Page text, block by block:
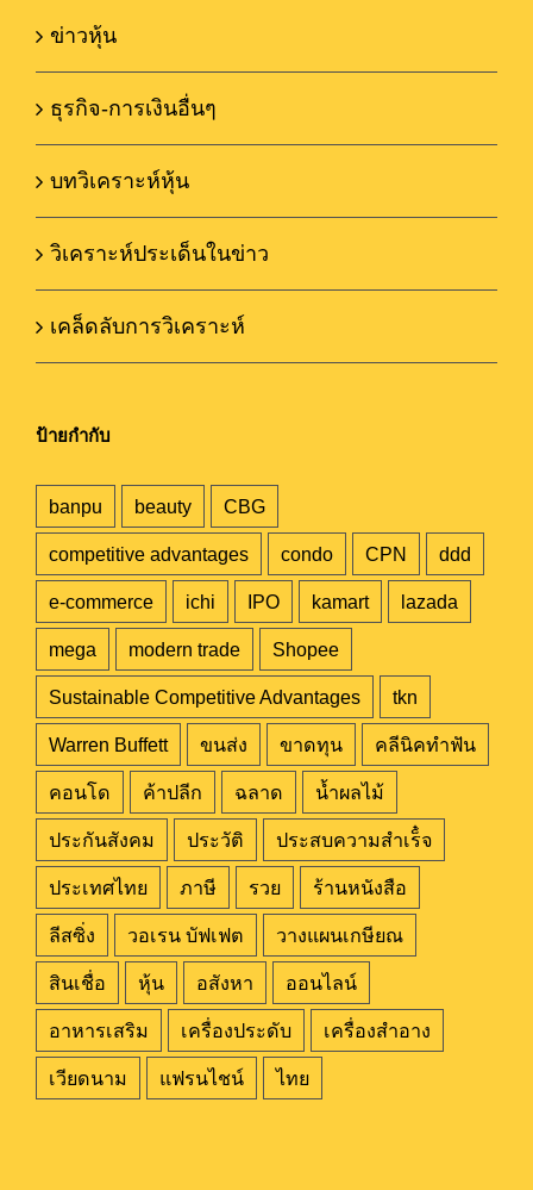
ข่าวหุ้น
ธุรกิจ-การเงินอื่นๆ
บทวิเคราะห์หุ้น
วิเคราะห์ประเด็นในข่าว
เคล็ดลับการวิเคราะห์
ป้ายกำกับ
banpu beauty CBG
competitive advantages condo CPN ddd
e-commerce ichi IPO kamart lazada
mega modern trade Shopee
Sustainable Competitive Advantages tkn
Warren Buffett ขนส่ง ขาดทุน คลีนิคทำฟัน
คอนโด ค้าปลีก ฉลาด น้ำผลไม้
ประกันสังคม ประวัติ ประสบความสำเร็๋จ
ประเทศไทย ภาษี รวย ร้านหนังสือ
ลีสซิ่ง วอเรน บัฟเฟต วางแผนเกษียณ
สินเชื่อ หุ้น อสังหา ออนไลน์
อาหารเสริม เครื่องประดับ เครื่องสำอาง
เวียดนาม แฟรนไชน์ ไทย